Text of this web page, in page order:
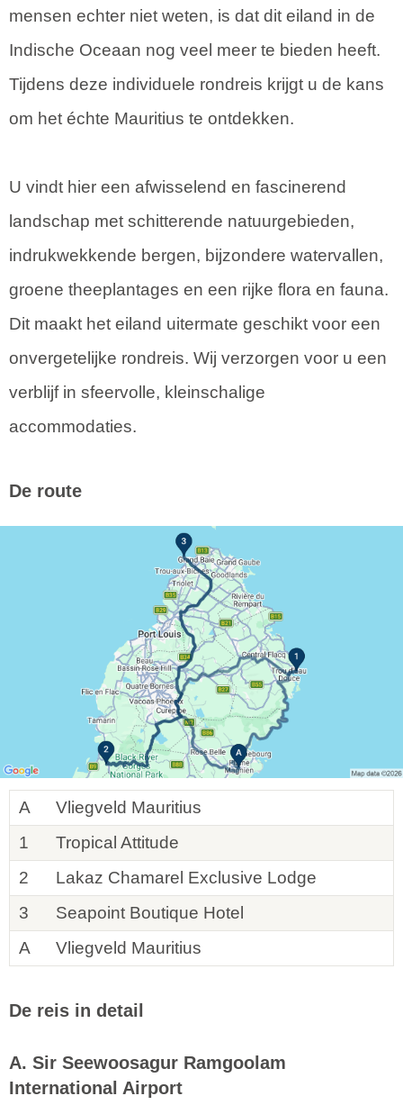
mensen echter niet weten, is dat dit eiland in de
Indische Oceaan nog veel meer te bieden heeft.
Tijdens deze individuele rondreis krijgt u de kans
om het échte Mauritius te ontdekken.
U vindt hier een afwisselend en fascinerend
landschap met schitterende natuurgebieden,
indrukwekkende bergen, bijzondere watervallen,
groene theeplantages en een rijke flora en fauna.
Dit maakt het eiland uitermate geschikt voor een
onvergetelijke rondreis. Wij verzorgen voor u een
verblijf in sfeervolle, kleinschalige
accommodaties.
De route
A
Vliegveld Mauritius
1
Tropical Attitude
2
Lakaz Chamarel Exclusive Lodge
3
Seapoint Boutique Hotel
A
Vliegveld Mauritius
De reis in detail
A. Sir Seewoosagur Ramgoolam
International Airport